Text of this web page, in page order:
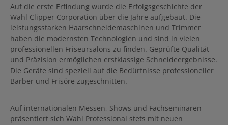
und -bürste) Elegantes
Schwarz Accoustic & Optic
informatin system:
Akustische Schutzfunktion
(Overload Protection). LED
Akkuzustands- und
Ladekontrollanze
Lithium-Ionen-
Akkutechnologie ist leicht und
leistungsstark. 8 Premium-
Aufsteckkämme sorgen für
ein individuelles
Schneidergebnis. Das Gerät
ist für perfekt verblendete
Fades und schnelles
Schneiden entwickelt
worden. Zubehör von Wahl
Cordless Legend
mm / 4,5 mm / 6 mm / 10 mm
/ 13 mm / 19 mm / 25 mm
Auf die erste Erfindung wurde die Erfolgsgeschichte der
Wahl Clipper Corporation über die Jahre aufgebaut. Die
leistungsstarken Haarschneidemaschinen und Trimmer
haben die modernsten Technologien und sind in vielen
professionellen Friseursalons zu finden. Geprüfte Qualität
und Präzision ermöglichen erstklassige Schneideergebnisse.
Die Geräte sind speziell auf die Bedürfnisse professioneller
Barber und Frisöre zugeschnitten.
Auf internationalen Messen, Shows und Fachseminaren
präsentiert sich Wahl Professional stets mit neuen